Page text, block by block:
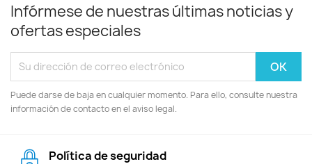
Infórmese de nuestras últimas noticias y
ofertas especiales
Puede darse de baja en cualquier momento. Para ello, consulte nuestra
información de contacto en el aviso legal.
Política de seguridad